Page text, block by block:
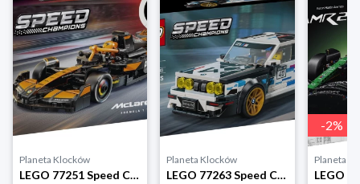
Planeta Klocków
LEGO 77251 Speed Champions Bolid F1 McLaren Team MCL38 Lego
Planeta Klocków
LEGO 77263 Speed Champions BMW M3 (E30) Lego
-2%
Planeta